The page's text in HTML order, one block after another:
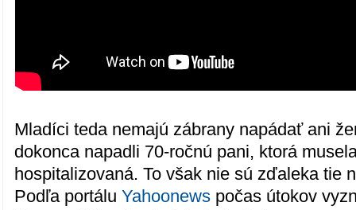
Mladíci teda nemajú zábrany napádať ani
dokonca napadli 70-ročnú pani, ktorá
hospitalizovaná. To však nie sú zďaleka tie
Podľa portáluYahoonews počas útokov